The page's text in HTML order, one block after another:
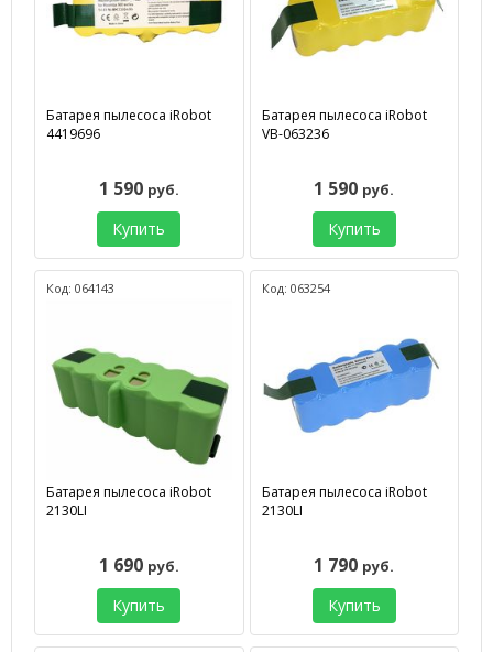
Батарея пылесоса iRobot
4419696
1 590 руб.
Купить
Батарея пылесоса iRobot
VB-063236
1 590 руб.
Купить
Код: 064143
Батарея пылесоса iRobot
2130LI
1 690 руб.
Купить
Код: 063254
Батарея пылесоса iRobot
2130LI
1 790 руб.
Купить